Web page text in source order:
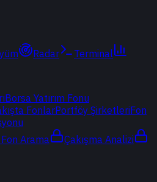
Radar
Terminal
Borsa Yatırım Fonu
FonlarPortföy ŞirketleriFon
Arama
Çakışma Analizi